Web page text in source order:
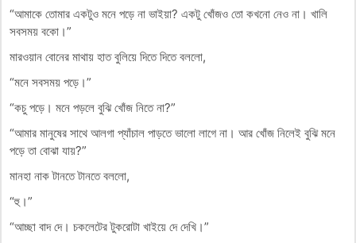
“আমাকে তোমার একটুও মনে পড়ে না ভাইয়া? একটু খোঁজও তো কখনো নেও না। খালি
সবসময় বকো।”
মারওয়ান বোনের মাথায় হাত বুলিয়ে দিতে দিতে বললো,
“মনে সবসময় পড়ে।”
“কচু পড়ে। মনে পড়লে বুঝি খোঁজ নিতে না?”
“আমার মানুষের সাথে আলগা প্যাঁচাল পাড়তে ভালো লাগে না। আর খোঁজ নিলেই বুঝি মনে
পড়ে তা বোঝা যায়?”
মানহা নাক টানতে টানতে বললো,
“হু।”
“আচ্ছা বাদ দে। চকলেটের টুকরোটা খাইয়ে দে দেখি।”